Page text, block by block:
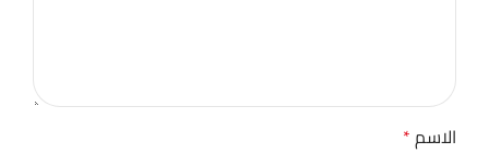
الاسم*